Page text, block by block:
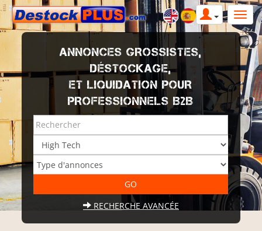
ANNONCES GROSSISTES,
DÉSTOCKAGE,
ET LIQUIDATION POUR
PROFESSIONNELS B2B
RECHERCHE AVANCÉE